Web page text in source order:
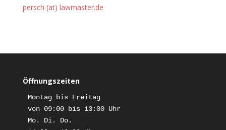
persch (at) lawmaster.de
Öffnungszeiten
Montag bis Freitag
von 09:00 bis 13:00 Uhr
Mo. Di. Do.